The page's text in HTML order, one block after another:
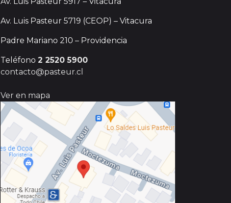
Av. Luis Pasteur 5719 (CEOP) – Vitacura
Padre Mariano 210 – Providencia
Teléfono 2 2520 5900
contacto@pasteur.cl
Ver en mapa